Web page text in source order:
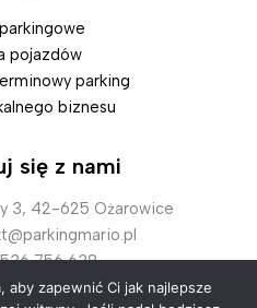
pojazdów
parking
biznesu
się z nami
3, 42-625 Ożarowice
756 638
aby zapewnić Ci jak najlepsze